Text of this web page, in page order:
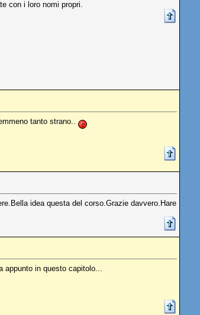
con i loro nomi propri.
tanto strano..
idea questa del corso.Grazie davvero.Hare
appunto in questo capitolo...